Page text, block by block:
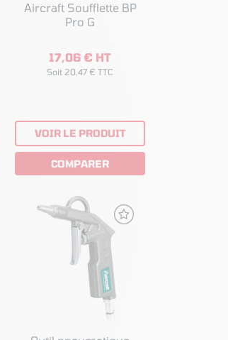
Aircraft Soufflette BP
Pro G
17,06 € HT
Soit 20,47 € TTC
VOIR LE PRODUIT
COMPARER